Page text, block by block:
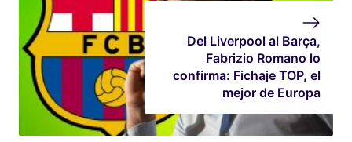
Del Liverpool al Barça,
Fabrizio Romano lo
confirma: Fichaje TOP, el
mejor de Europa